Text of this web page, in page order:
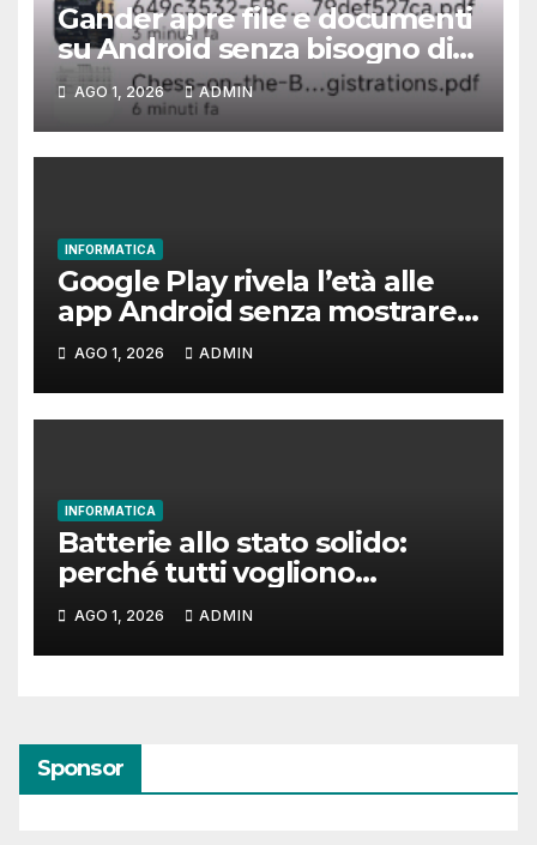
Gander apre file e documenti
su Android senza bisogno di
alcun permesso
AGO 1, 2026 ADMIN
INFORMATICA
Google Play rivela l’età alle
app Android senza mostrare
la data di nascita
AGO 1, 2026 ADMIN
INFORMATICA
Batterie allo stato solido:
perché tutti vogliono
costruirle
AGO 1, 2026 ADMIN
Sponsor